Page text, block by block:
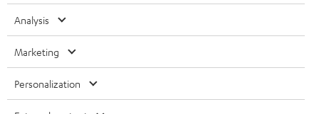
das Internet zu streamen. Diese Geräte verbinden sich über einen
integrierten Webbrowser mit den jeweiligen Seiten des Webradios über
das heimischeWLAN-Netzwerkoder per angeschlossenem Lan-Kabel.
Anbieter von Radiosendungen über das Internet werden ebenfalls
sowohl ein Empfangsgerät als auch Radiosender, welche über das Internet
LAUTSPRECHER
ULTIMA-SERIE
IN-EAR-KOPFHÖRER
FANSHOP
DEINE VORTEILE BEI TEUFEL
TEUFEL STORY
UNSER MANAGEMENT
POLEN
Technische Änderungen, Tippfehler und Irrtum vorbehalten. Das auf unseren
Fotos abgebildete Zubehör ist nicht im Lieferumfang enthalten. Etwaige
Analysis
Marketing
Personalization